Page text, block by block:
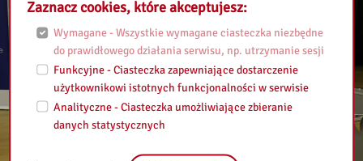
Zaznacz cookies, które akceptujesz:
Wymagane - Wszystkie wymagane ciasteczka niezbędne
do prawidłowego działania serwisu, np. utrzymanie sesji
Funkcyjne - Ciasteczka zapewniające dostarczenie
użytkownikowi istotnych funkcjonalności w serwisie
Analityczne - Ciasteczka umożliwiające zbieranie
danych statystycznych